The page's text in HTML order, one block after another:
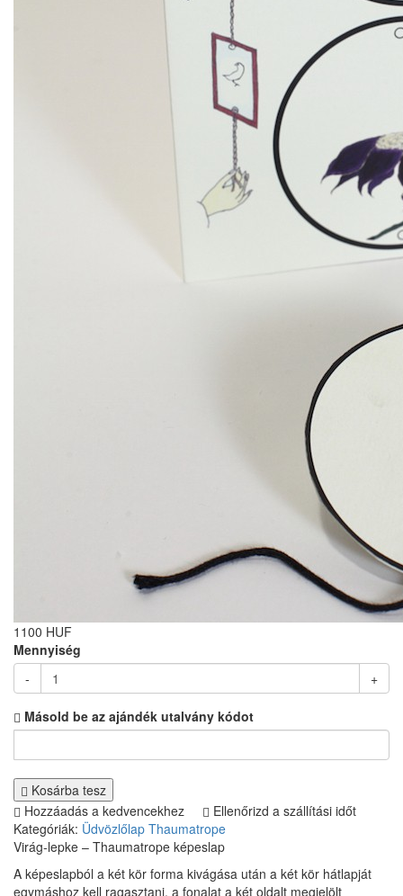
1100 HUF
Mennyiség
-
+
Másold be az ajándék utalvány kódot
Kosárba tesz
Hozzáadás a kedvencekhez
Ellenőrizd a szállítási időt
Kategóriák: Üdvözlőlap Thaumatrope
Virág-lepke – Thaumatrope képeslap
A képeslapból a két kör forma kivágása után a két kör hátlapját
egymáshoz kell ragasztani, a fonalat a két oldalt megjelölt